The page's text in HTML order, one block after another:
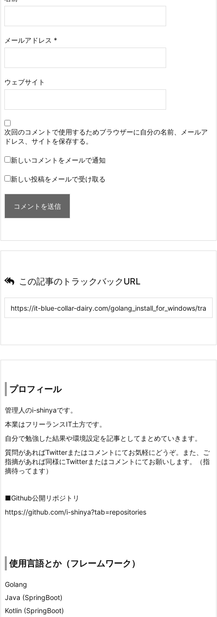
メールアドレス *
ウェブサイト
次回のコメントで使用するためブラウザーに自分の名前、メールア
ドレス、サイトを保存する。
新しいコメントをメールで通知
新しい投稿をメールで受け取る
この記事のトラックバックURL
プロフィール
管理人のi-shinyaです。
本業はフリーランスIT土方です。
自分で勉強した結果や環境設定を記事としてまとめていきます。
質問があればTwitterまたはコメントにてお気軽にどうぞ。また、ご
指摘があれば同様にTwitterまたはコメントにてお願いします。（指
摘待ってます）
■Github公開リポジトリ
https://github.com/i-shinya?tab=repositories
使用言語とか（フレームワーク）
Golang
Java (SpringBoot)
Kotlin (SpringBoot)